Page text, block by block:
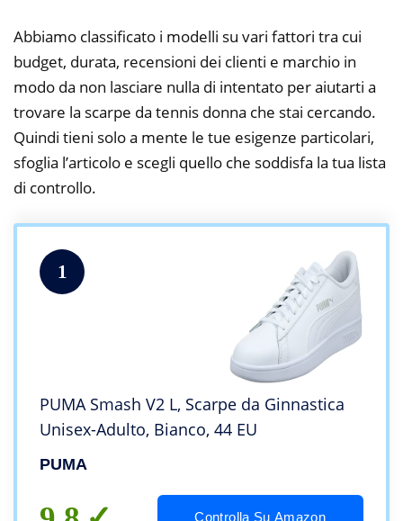
Abbiamo classificato i modelli su vari fattori tra cui
budget, durata, recensioni dei clienti e marchio in
modo da non lasciare nulla di intentato per aiutarti a
trovare la scarpe da tennis donna che stai cercando.
Quindi tieni solo a mente le tue esigenze particolari,
sfoglia l’articolo e scegli quello che soddisfa la tua lista
di controllo.
1
PUMA Smash V2 L, Scarpe da Ginnastica
Unisex-Adulto, Bianco, 44 EU
PUMA
Controlla Su Amazon